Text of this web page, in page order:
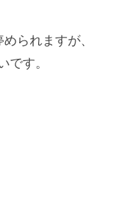
られますが、
です。